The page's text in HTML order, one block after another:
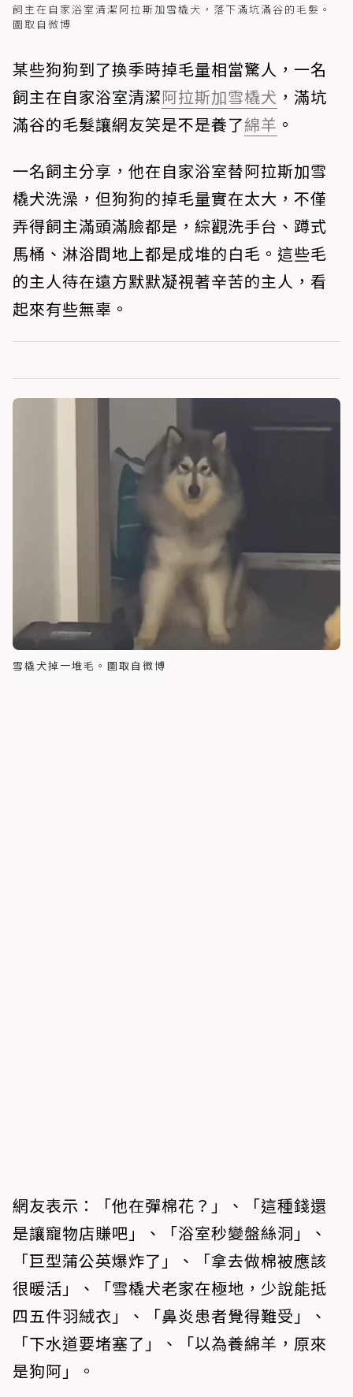
飼主在自家浴室清潔阿拉斯加雪橇犬，落下滿坑滿谷的毛髮。
圖取自微博
某些狗狗到了換季時掉毛量相當驚人，一名
飼主在自家浴室清潔阿拉斯加雪橇犬 ，滿坑
滿谷的毛髮讓網友笑是不是養了綿羊 。
一名飼主分享，他在自家浴室替阿拉斯加雪
橇犬洗澡，但狗狗的掉毛量實在太大，不僅
弄得飼主滿頭滿臉都是，綜觀洗手台、蹲式
馬桶、淋浴間地上都是成堆的白毛。這些毛
的主人待在遠方默默凝視著辛苦的主人，看
起來有些無辜。
雪橇犬掉一堆毛。圖取自微博
網友表示：「他在彈棉花？」、「這種錢還
是讓寵物店賺吧」、「浴室秒變盤絲洞」、
「巨型蒲公英爆炸了」、「拿去做棉被應該
很暖活」、「雪橇犬老家在極地，少說能抵
四五件羽絨衣」、「鼻炎患者覺得難受」、
「下水道要堵塞了」、「以為養綿羊，原來
是狗阿」。